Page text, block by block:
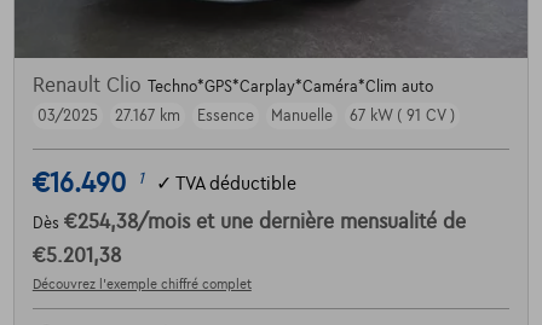
Renault Clio
Techno*GPS*Carplay*Caméra*Clim auto
03/2025
27.167 km Essence Manuelle 67 kW ( 91 CV )
€16.490 1 ✓ TVA déductible
Dès €254,38/mois et une dernière mensualité de
€5.201,38
Découvrez l’exemple chiffré complet